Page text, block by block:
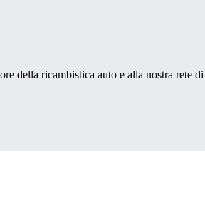
della ricambistica auto e alla nostra rete di